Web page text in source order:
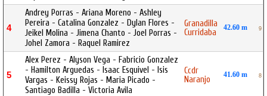
4
Andrey Porras - Ariana Moreno - Ashley
Pereira - Catalina Gonzalez - Dylan Flores -
Jeikel Molina - Jimena Chanto - Joel Porras -
Johel Zamora - Raquel Ramirez
Granadilla
Curridaba
42.60 m 9
5
Alex Perez - Alyson Vega - Fabricio Gonzalez
- Hamilton Arguedas - Isaac Esquivel - Isis
Vargas - Keissy Rojas - Maria Picado -
Santiago Badilla - Victoria Avila
Ccdr
Naranjo
41.60 m 8